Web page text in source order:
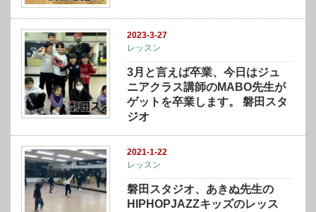
2023-3-27
レッスン
3月と言えば卒業、今日はジュ
ニアクラス講師のMABO先生が
ゲットを卒業します。 磐田スタ
ジオ
2021-1-22
レッスン
磐田スタジオ、あきぬ先生の
HIPHOPJAZZキッズのレッス